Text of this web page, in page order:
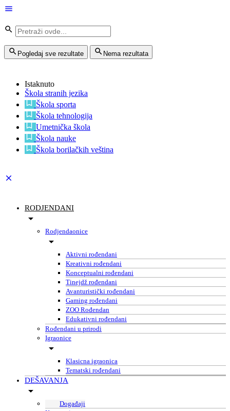
Pogledaj sve rezultate Nema rezultata
Istaknuto
Škola stranih jezika
Škola sporta
Škola tehnologija
Umetnička škola
Škola nauke
Škola borilačkih veština
RODJENDANI
Rodjendaonice
Aktivni rođendani
Kreativni rođendani
Konceptualni rođendani
Tinejdž rođendani
Avanturistički rođendani
Gaming rođendani
ZOO Rođendan
Edukativni rođendani
Rođendani u prirodi
Igraonice
Klasicna igraonica
Tematski rođendani
DEŠAVANJA
Događaji